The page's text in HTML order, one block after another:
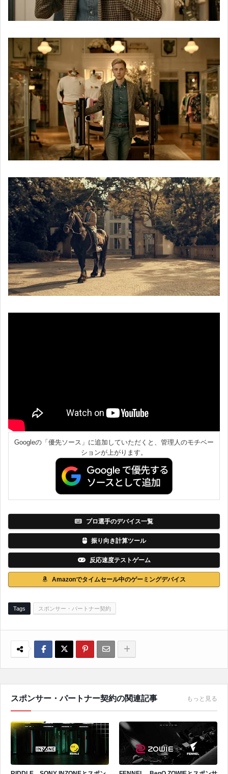
Googleの「優先ソース」に追加していただくと、管理人のモチベー
ションが上がります。
プロ選手のデバイス一覧
振り向き計算ツール
反応速度テストゲーム
Amazonでタイムセール中のゲーミングデバイス
Tags スポンサー・パートナー契約
スポンサー・パートナー契約の関連記事 もっと見る